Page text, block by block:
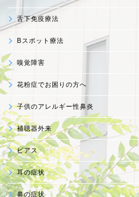
舌下免疫療法
Bスポット療法
嗅覚障害
花粉症でお困りの方へ
子供のアレルギー性鼻炎
補聴器外来
ピアス
耳の症状
鼻の症状